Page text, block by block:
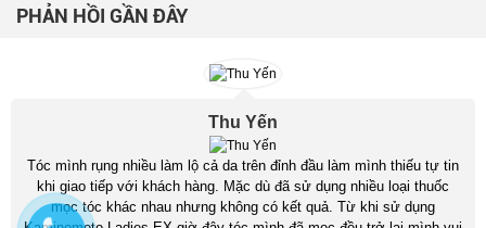
PHẢN HỒI GẦN ĐÂY
Thu Yến
Tóc mình rụng nhiều làm lộ cả da trên đỉnh đầu làm mình thiếu tự tin
khi giao tiếp với khách hàng. Mặc dù đã sử dụng nhiều loại thuốc
mọc tóc khác nhau nhưng không có kết quả. Từ khi sử dụng